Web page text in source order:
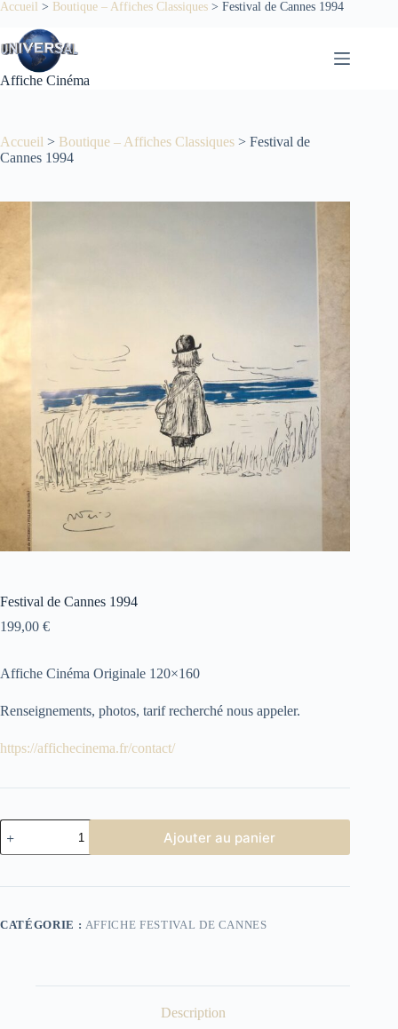
Passer
contenu
Accueil > Boutique – Affiches Classiques > Festival de Cannes 1994
Affiche Cinéma
Accueil > Boutique – Affiches Classiques > Festival de
Cannes 1994
Festival de Cannes 1994
199,00 €
Affiche Cinéma Originale 120×160
Renseignements, photos, tarif recherché nous appeler.
https://affichecinema.fr/contact/
quantité
de
Festival
Cannes
Ajouter au panier
CATÉGORIE : AFFICHE FESTIVAL DE CANNES
Description